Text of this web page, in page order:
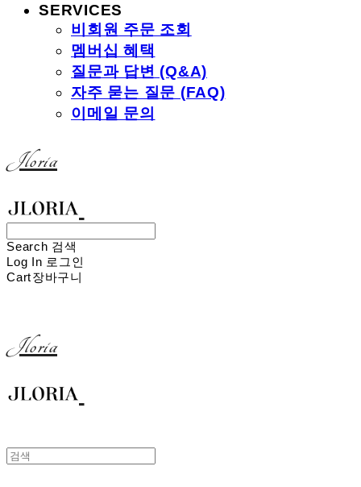
SERVICES
비회원 주문 조회
멤버십 혜택
질문과 답변 (Q&A)
자주 묻는 질문 (FAQ)
이메일 문의
Jloria
Search 검색
Log In 로그인
Cart장바구니
Jloria